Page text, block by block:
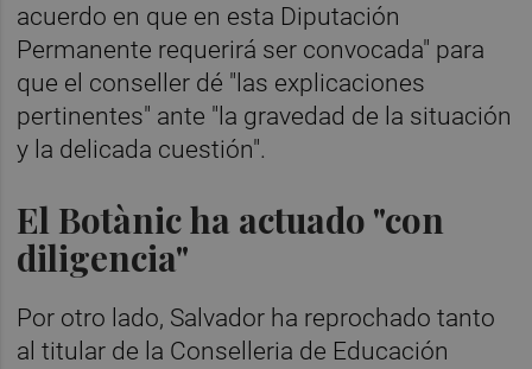
acuerdo en que en esta Diputación
Permanente requerirá ser convocada" para
que el conseller dé "las explicaciones
pertinentes" ante "la gravedad de la situación
y la delicada cuestión".
El Botànic ha actuado "con
diligencia"
Por otro lado, Salvador ha reprochado tanto
al titular de la Conselleria de Educación